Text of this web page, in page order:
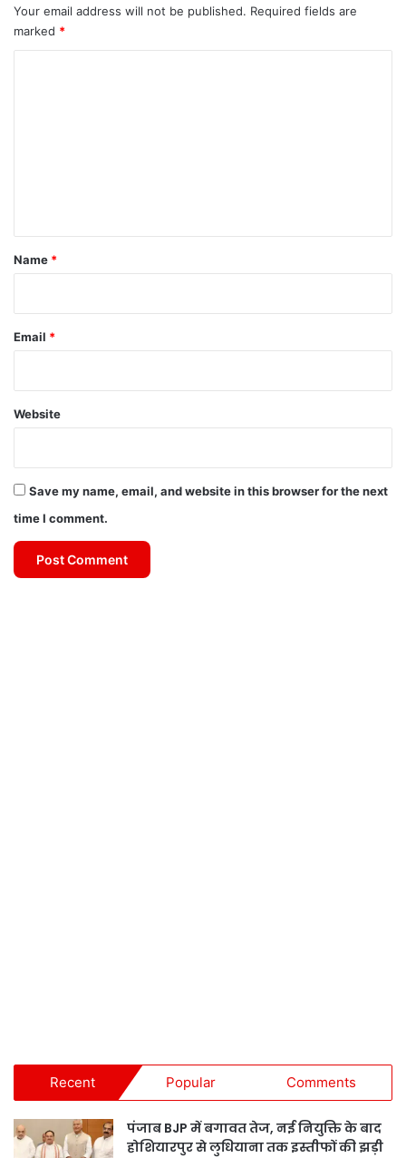
Your email address will not be published. Required fields are
marked *
*
Name *
Email *
Website
Save my name, email, and website in this browser for the next
time I comment.
Recent Popular Comments
पंजाब BJP में बगावत तेज, नई नियुक्ति के बाद
होशियारपुर से लुधियाना तक इस्तीफों की झड़ी